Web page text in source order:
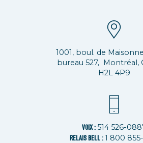
1001, boul. de
bureau 527, Montréal,
H2L 4P9
VOIX :514 526-
RELAIS BELL :1 800 855-